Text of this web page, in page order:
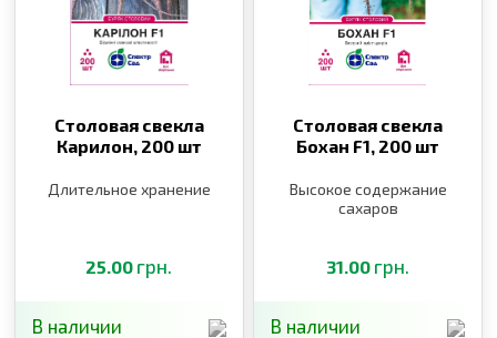
Столовая свекла
Карилон, 200 шт
Длительное хранение
25.00 грн.
В наличии
Столовая свекла
Бохан F1, 200 шт
Высокое содержание
сахаров
31.00 грн.
В наличии